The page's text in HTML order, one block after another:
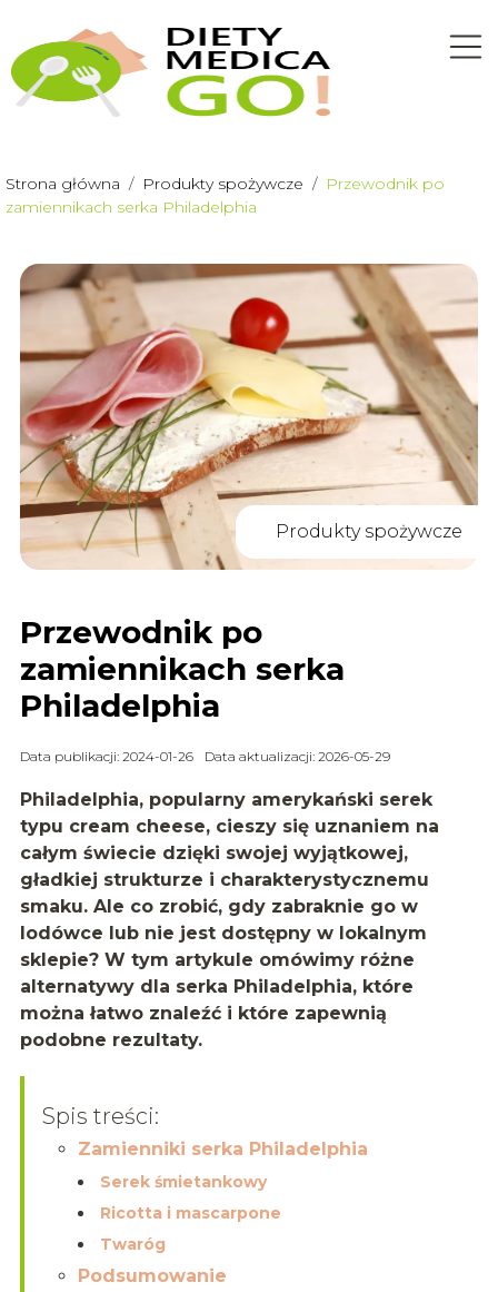
Strona główna / Produkty spożywcze / Przewodnik po
zamiennikach serka Philadelphia
Produkty spożywcze
Przewodnik po
zamiennikach serka
Philadelphia
Data publikacji: 2024-01-26 Data aktualizacji: 2026-05-29
Philadelphia, popularny amerykański serek
typu cream cheese, cieszy się uznaniem na
całym świecie dzięki swojej wyjątkowej,
gładkiej strukturze i charakterystycznemu
smaku. Ale co zrobić, gdy zabraknie go w
lodówce lub nie jest dostępny w lokalnym
sklepie? W tym artykule omówimy różne
alternatywy dla serka Philadelphia, które
można łatwo znaleźć i które zapewnią
podobne rezultaty.
Spis treści:
Zamienniki serka Philadelphia
Serek śmietankowy
Ricotta i mascarpone
Twaróg
Podsumowanie